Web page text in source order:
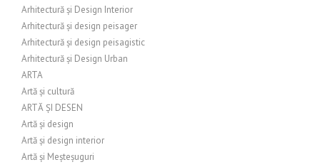
Arhitectură și Design Interior
Arhitectură și design peisager
Arhitectură și design peisagistic
Arhitectură și Design Urban
ARTA
Artă și cultură
ARTĂ ȘI DESEN
Artă și design
Artă și design interior
Artă și Meșteșuguri